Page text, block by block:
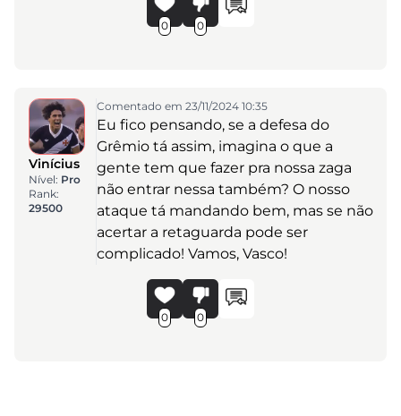
0 0
Vinícius
Nível: Pro
Rank:
29500
Comentado em 23/11/2024 10:35
Eu fico pensando, se a defesa do
Grêmio tá assim, imagina o que a
gente tem que fazer pra nossa zaga
não entrar nessa também? O nosso
ataque tá mandando bem, mas se não
acertar a retaguarda pode ser
complicado! Vamos, Vasco!
0 0